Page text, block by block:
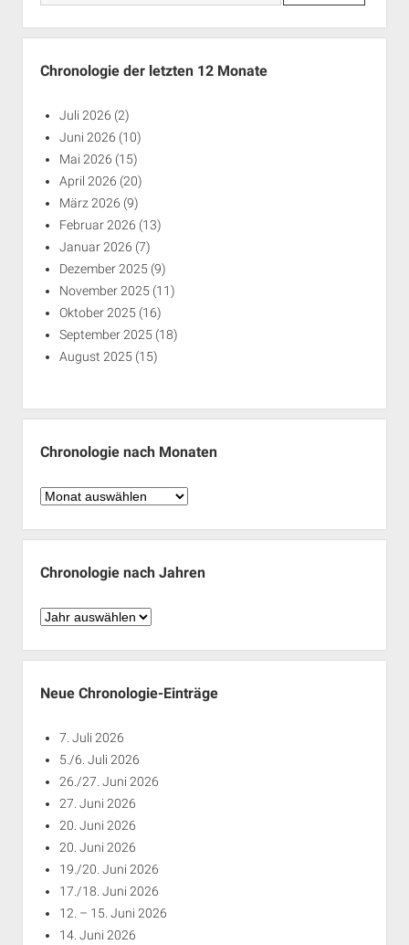
Chronologie der letzten 12 Monate
Juli 2026 (2)
Juni 2026 (10)
Mai 2026 (15)
April 2026 (20)
März 2026 (9)
Februar 2026 (13)
Januar 2026 (7)
Dezember 2025 (9)
November 2025 (11)
Oktober 2025 (16)
September 2025 (18)
August 2025 (15)
Chronologie nach Monaten
Chronologie
Monaten
Chronologie nach Jahren
Chronologie
Jahren
Neue Chronologie-Einträge
7. Juli 2026
5./6. Juli 2026
26./27. Juni 2026
27. Juni 2026
20. Juni 2026
20. Juni 2026
19./20. Juni 2026
17./18. Juni 2026
12. – 15. Juni 2026
14. Juni 2026